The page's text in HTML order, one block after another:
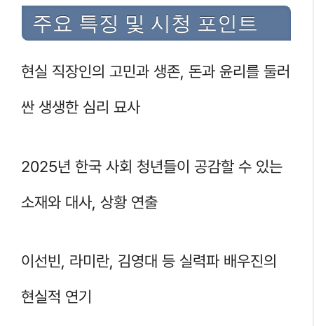
주요 특징 및 시청 포인트
현실 직장인의 고민과 생존, 돈과 윤리를 둘러
싼 생생한 심리 묘사
2025년 한국 사회 청년들이 공감할 수 있는
소재와 대사, 상황 연출
이선빈, 라미란, 김영대 등 실력파 배우진의
현실적 연기